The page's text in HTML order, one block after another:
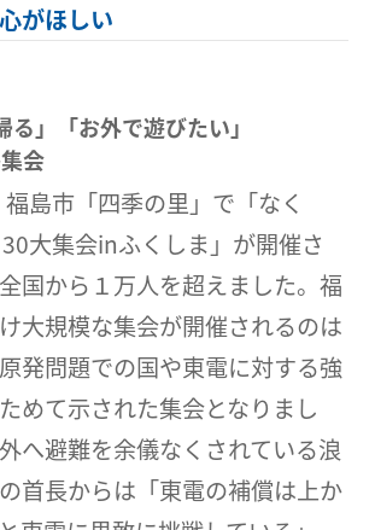
がほしい
る」「お外で遊びたい」
会
島市「四季の里」で「なく
大集会inふくしま」が開催さ
国から１万人を超えました。福
大規模な集会が開催されるのは
発問題での国や東電に対する強
めて示された集会となりまし
へ避難を余儀なくされている浪
首長からは「東電の補償は上か